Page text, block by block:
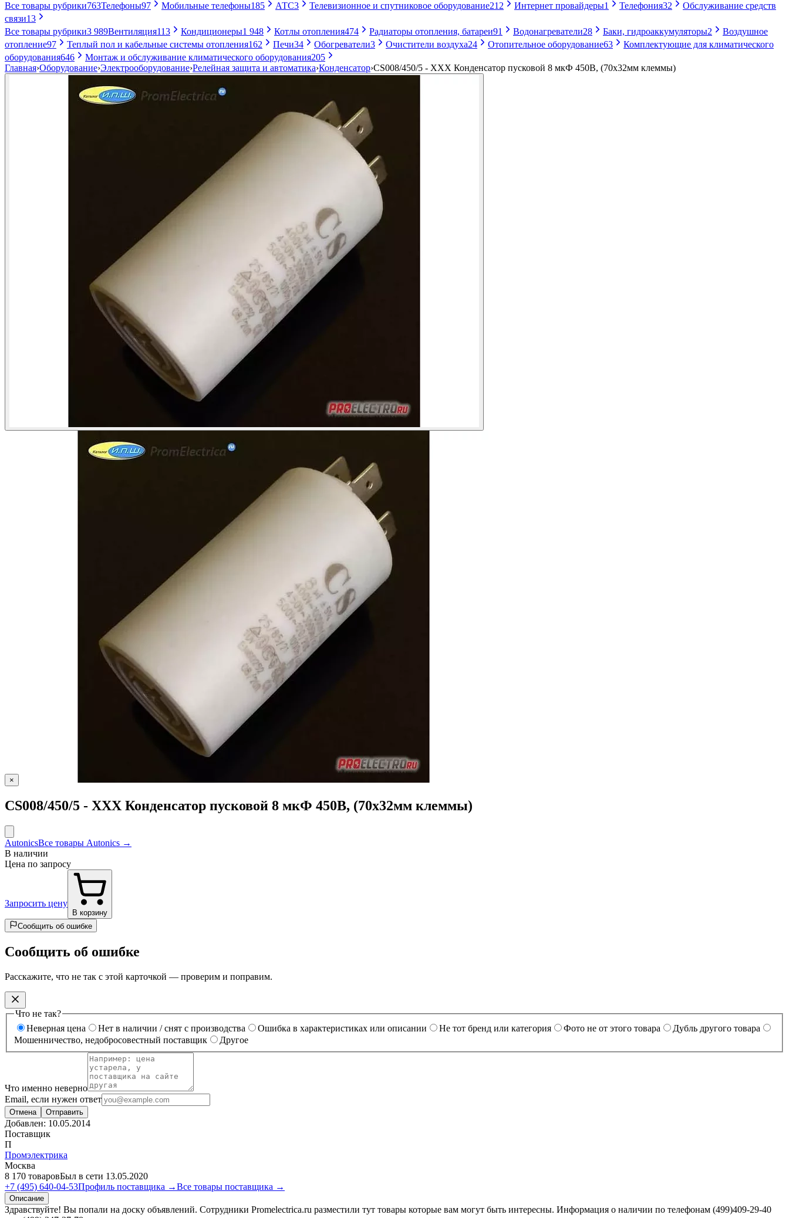
Все товары рубрики763Телефоны97 Мобильные телефоны185 АТС3 Телевизионное и спутниковое оборудование212 Интернет провайдеры1 Телефония32
Обслуживание средств
связи13
Все товары рубрики3 989Вентиляция113 Кондиционеры1 948 Котлы отопления474 Радиаторы отопления, батареи91 Водонагреватели28 Баки, гидроаккумуляторы2
Воздушное
отопление97 Теплый пол и кабельные системы отопления162 Печи34 Обогреватели3 Очистители воздуха24 Отопительное оборудование63
Комплектующие для климатического
оборудования646 Монтаж и обслуживание климатического оборудования205
Главная›Оборудование›Электрооборудование›Релейная защита и автоматика›Конденсатор›CS008/450/5 - ХХХ Конденсатор пусковой 8 мкФ 450В, (70х32мм клеммы)
×
CS008/450/5 - ХХХ Конденсатор пусковой 8 мкФ 450В, (70х32мм клеммы)
AutonicsВсе товары Autonics →
В наличии
Цена по запросу
Запросить цену
В корзину
Сообщить об ошибке
Сообщить об ошибке
Расскажите, что не так с этой карточкой — проверим и поправим.
Что не так?
Неверная цена
Нет в наличии / снят с производства Ошибка в характеристиках или описании Не тот бренд или категория Фото не от этого товара
Дубль другого товара
Мошенничество, недобросовестный поставщик
Другое
Что именно неверно
Email, если нужен ответ
Отмена Отправить
Добавлен: 10.05.2014
Поставщик
П
Промэлектрика
Москва
8 170 товаровБыл в сети 13.05.2020
+7 (495) 640-04-53Профиль поставщика →Все товары поставщика →
Описание
Здравствуйте! Вы попали на доску объявлений. Сотрудники Promelectrica.ru разместили тут товары которые вам могут быть интересны. Информация о наличии по телефонам (499)409-29-40